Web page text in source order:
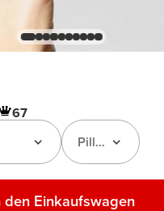
67
Pillenbox
den Einkaufswagen